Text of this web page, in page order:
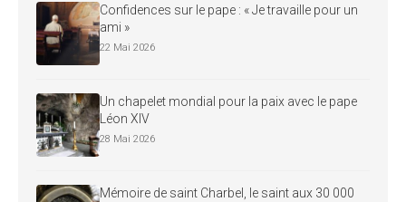
Confidences sur le pape : « Je travaille pour un
ami »
22 Mai 2026
Un chapelet mondial pour la paix avec le pape
Léon XIV
28 Mai 2026
Mémoire de saint Charbel, le saint aux 30 000